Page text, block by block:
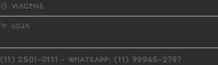
VIAGENS
LOJA
(11) 2501-0111 - WHATSAPP: (11) 99945-2797